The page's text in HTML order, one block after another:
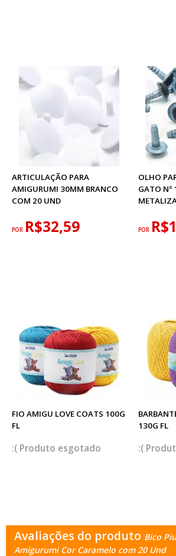
ARTICULAÇÃO PARA
AMIGURUMI 30MM BRANCO
COM 20 UND
POR R$32,59
OLHO
GATO Nº
POR
FIO AMIGU LOVE COATS 100G
FL
esgotado
130G FL
Avaliações do produto Bico
Amigurumi Cor Caramelo com 20 Und